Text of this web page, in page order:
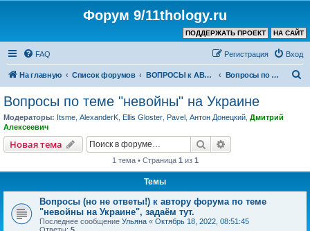
Форум 9/11thology.ru
НА САЙТ
ПОДДЕРЖАТЬ ПРОЕКТ
FAQ Вход
Регистрация
На главную Список форумов ВОПРОСЫ к АВТОРУ КАНАЛА и ХОЗЯИНУ ФОРУМА Вопросы по теме "невойны" на Украине
Вопросы по теме "невойны" на Украине
Модераторы: Itsme AlexanderK Ellis Gloster Pavel Антон Донецкий Дмитрий
Алексеевич
Новая тема Поиск
1 тема • Страница 1 из 1
Темы
Вопросы (но не ответы!) к автору форума по теме
"невойны на Украине", задаём тут.
Последнее сообщение Ульяна « Октябрь 18, 2022, 08:51:45
Ответы: 5